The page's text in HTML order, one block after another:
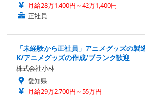
月給28万1,400円～42万1,400円
正社員
「未経験から正社員」アニメグッズの
K/アニメグッズの作成/ブランク歓迎
株式会社小林
愛知県
月給29万2,700円～55万円